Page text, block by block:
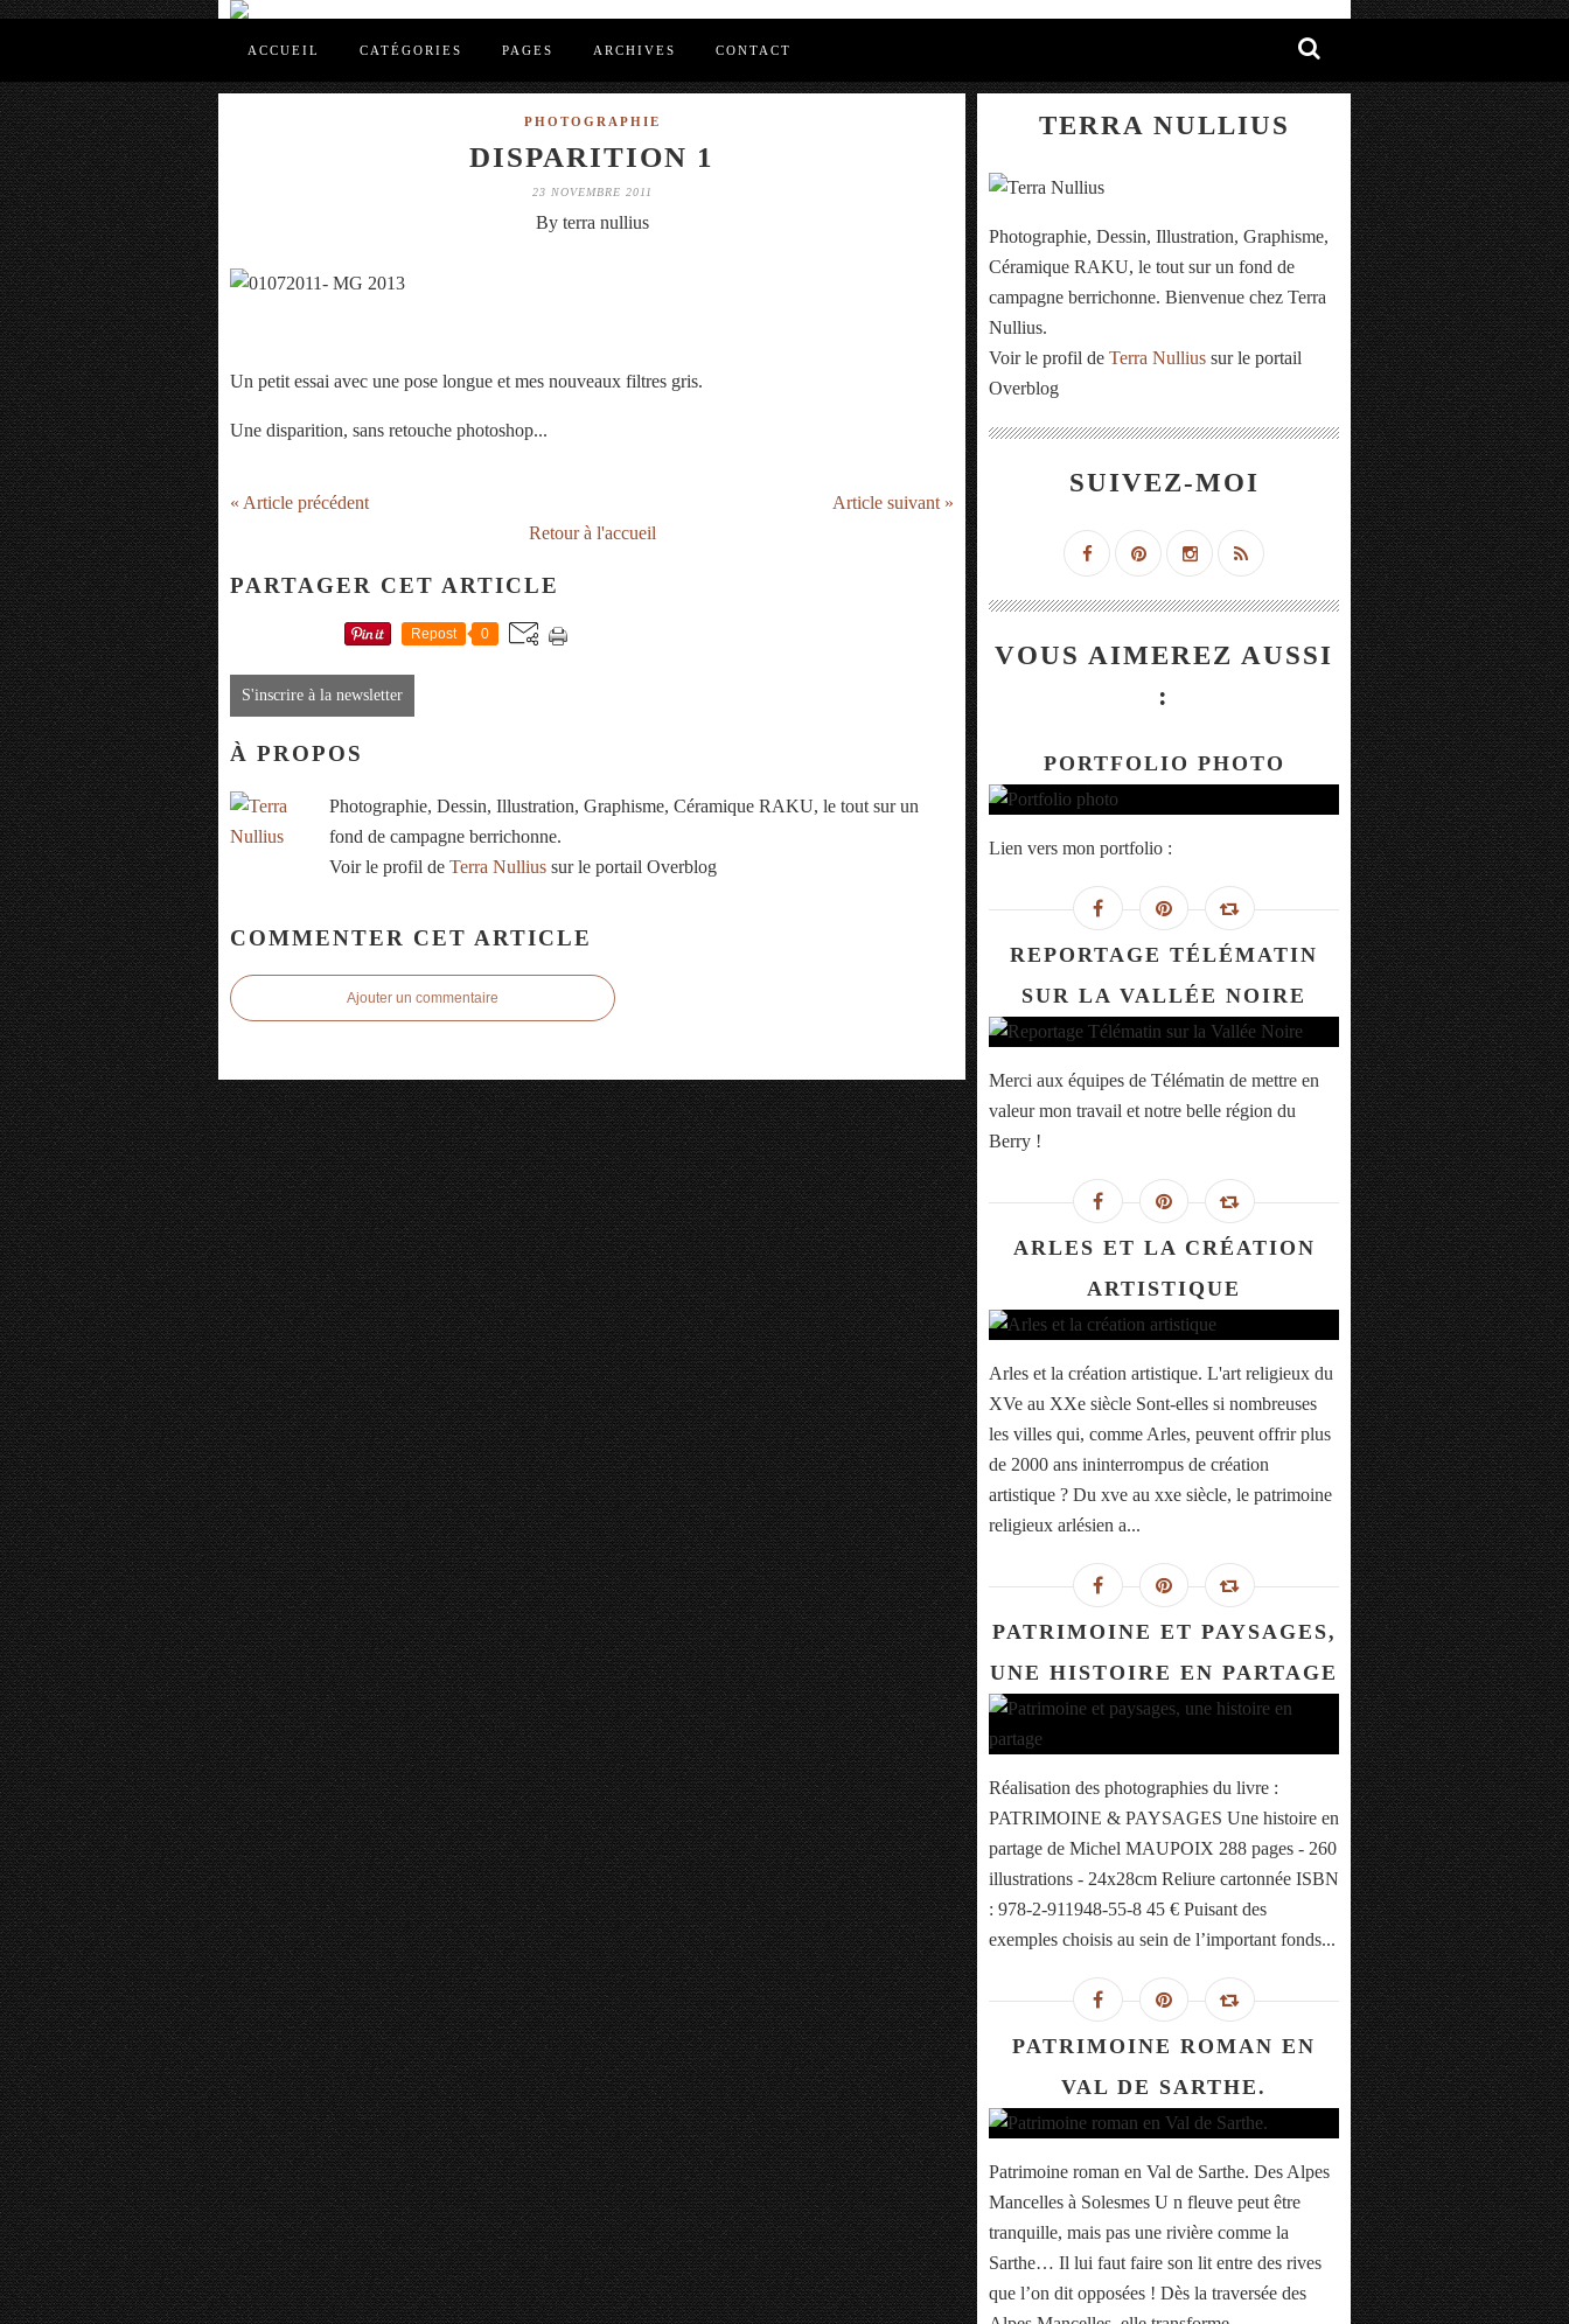
ACCUEIL CATÉGORIES PAGES ARCHIVES CONTACT
PHOTOGRAPHIE
DISPARITION 1
23 NOVEMBRE 2011
By terra nullius
Un petit essai avec une pose longue et mes nouveaux filtres gris.
Une disparition, sans retouche photoshop...
« Article précédent
Article suivant »
Retour à l'accueil
PARTAGER CET ARTICLE
Repost 0
S'inscrire à la newsletter
À PROPOS
Photographie, Dessin, Illustration, Graphisme, Céramique RAKU, le tout sur un
fond de campagne berrichonne.
Voir le profil de Terra Nullius sur le portail Overblog
COMMENTER CET ARTICLE
Ajouter un commentaire
TERRA NULLIUS
Photographie, Dessin, Illustration, Graphisme,
Céramique RAKU, le tout sur un fond de
campagne berrichonne. Bienvenue chez Terra
Nullius.
Voir le profil de Terra Nullius sur le portail
Overblog
SUIVEZ-MOI
VOUS AIMEREZ AUSSI
:
PORTFOLIO PHOTO
Lien vers mon portfolio :
REPORTAGE TÉLÉMATIN
SUR LA VALLÉE NOIRE
Merci aux équipes de Télématin de mettre en
valeur mon travail et notre belle région du
Berry !
ARLES ET LA CRÉATION
ARTISTIQUE
Arles et la création artistique. L'art religieux du
XVe au XXe siècle Sont-elles si nombreuses
les villes qui, comme Arles, peuvent offrir plus
de 2000 ans ininterrompus de création
artistique ? Du xve au xxe siècle, le patrimoine
religieux arlésien a...
PATRIMOINE ET PAYSAGES,
UNE HISTOIRE EN PARTAGE
Réalisation des photographies du livre :
PATRIMOINE & PAYSAGES Une histoire en
partage de Michel MAUPOIX 288 pages - 260
illustrations - 24x28cm Reliure cartonnée ISBN
: 978-2-911948-55-8 45 € Puisant des
exemples choisis au sein de l’important fonds...
PATRIMOINE ROMAN EN
VAL DE SARTHE.
Patrimoine roman en Val de Sarthe. Des Alpes
Mancelles à Solesmes U n fleuve peut être
tranquille, mais pas une rivière comme la
Sarthe… Il lui faut faire son lit entre des rives
que l’on dit opposées ! Dès la traversée des